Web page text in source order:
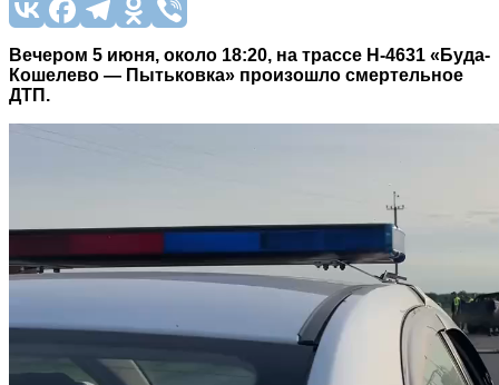
Вечером 5 июня, около 18:20, на трассе Н-4631 «Буда-
Кошелево — Пытьковка» произошло смертельное
ДТП.